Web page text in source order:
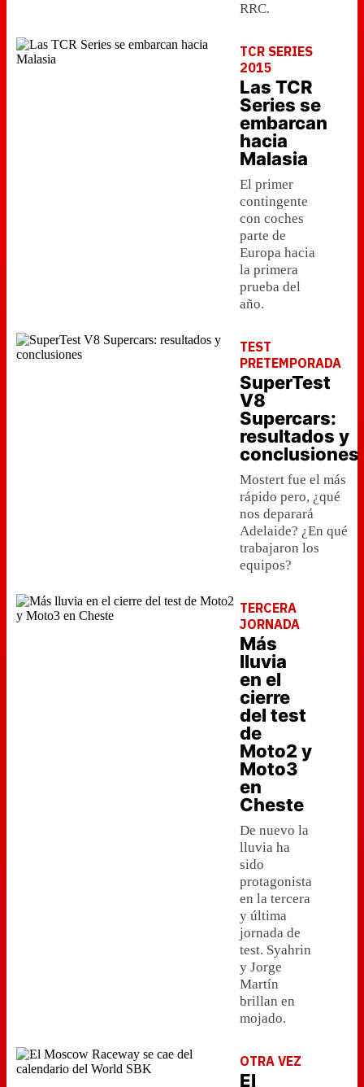
RRC.
TCR SERIES
2015
Las TCR
Series se
embarcan
hacia
Malasia
El primer
contingente
con coches
parte de
Europa hacia
la primera
prueba del
año.
TEST
PRETEMPORADA
SuperTest
V8
Supercars:
resultados y
conclusiones
Mostert fue el más
rápido pero, ¿qué
nos deparará
Adelaide? ¿En qué
trabajaron los
equipos?
TERCERA
JORNADA
Más
lluvia
en el
cierre
del test
de
Moto2 y
Moto3
en
Cheste
De nuevo la
lluvia ha
sido
protagonista
en la tercera
y última
jornada de
test. Syahrin
y Jorge
Martín
brillan en
mojado.
OTRA VEZ
El